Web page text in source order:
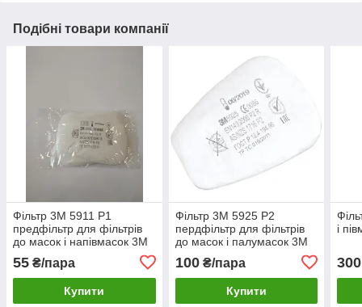
Подібні товари компанії
Фільтр 3М 5911 P1
предфільтр для фільтрів
до масок і напівмасок 3М
55 ₴/пара
Купити
Фільтр 3М 5925 Р2
пердфільтр для фільтрів
до масок і палумасок 3М
100₴/пара
Купити
і
300